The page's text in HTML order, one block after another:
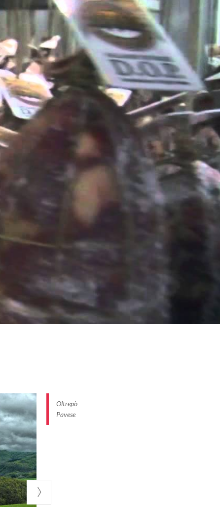
di parti
e spezie;
Oltrepò
Pavese